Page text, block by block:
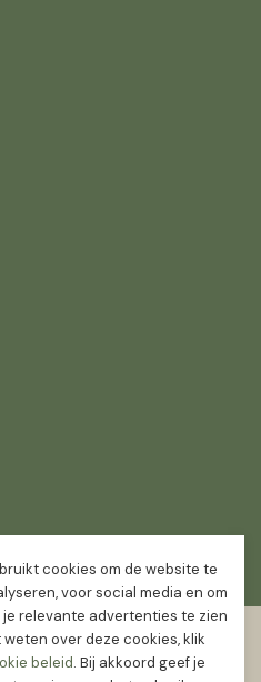
cookies om de website te
voor social media en om
relevante advertenties te zien
over deze cookies, klik
beleid. Bij akkoord geef je